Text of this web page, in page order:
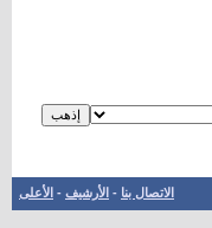
الاتصال بنا - الأرشيف - الأعلى